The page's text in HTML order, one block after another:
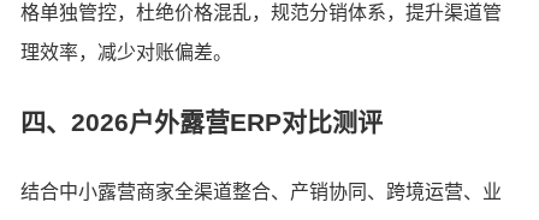
格单独管控，杜绝价格混乱，规范分销体系，提升渠道管
理效率，减少对账偏差。
四、2026户外露营ERP对比测评
结合中小露营商家全渠道整合、产销协同、跨境运营、业